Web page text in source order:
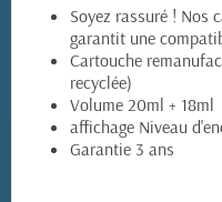
Soyez rassuré ! Nos
garantit une
Cartouche
recyclée)
Volume 20ml + 18ml
affichage Niveau
Garantie 3 ans